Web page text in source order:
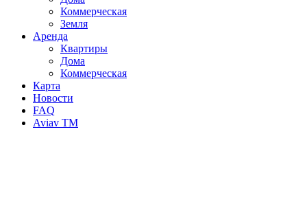
Коммерческая
Земля
Аренда
Квартиры
Дома
Коммерческая
Карта
Новости
FAQ
Aviav TM